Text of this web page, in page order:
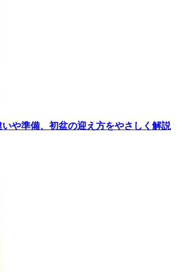
や準備、初盆の迎え方をやさしく解説